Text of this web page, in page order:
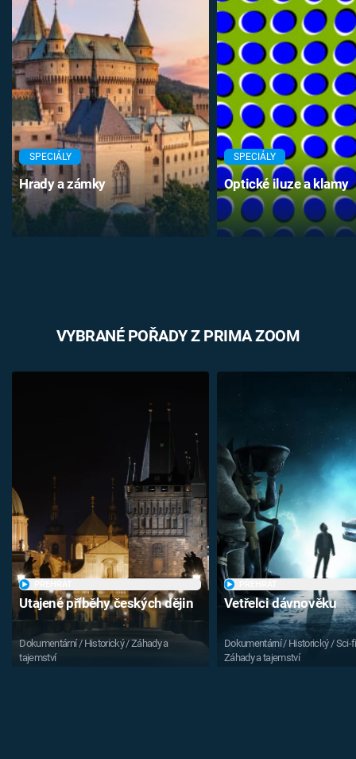
SPECIÁLY
Hrady a zámky
SPECIÁLY
Optické iluze a klamy
VYBRANÉ POŘADY Z PRIMA ZOOM
Utajené příběhy českých dějin
Dokumentární / Historický / Záhady a
tajemství
Vetřelci dávnověku
Dokumentární / Historický / Sci-
Záhady a tajemství